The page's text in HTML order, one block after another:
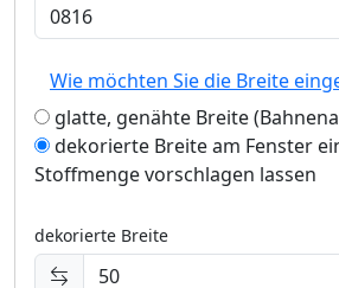
Wie möchten Sie die Breite
glatte, genähte Breite
dekorierte Breite am Fenster
Stoffmenge vorschlagen lassen
dekorierte Breite